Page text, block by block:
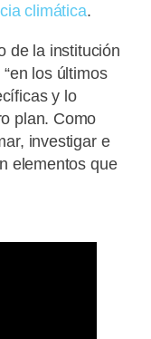
climática.
de la institución
los últimos
y lo
plan. Como
investigar e
elementos que